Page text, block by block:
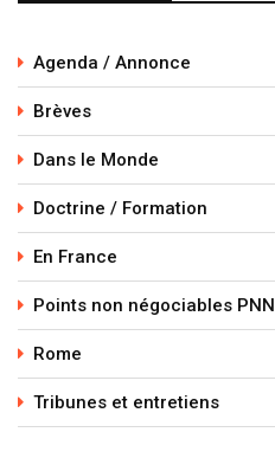
Agenda / Annonce
Brèves
Dans le Monde
Doctrine / Formation
En France
Points non négociables PNN
Rome
Tribunes et entretiens